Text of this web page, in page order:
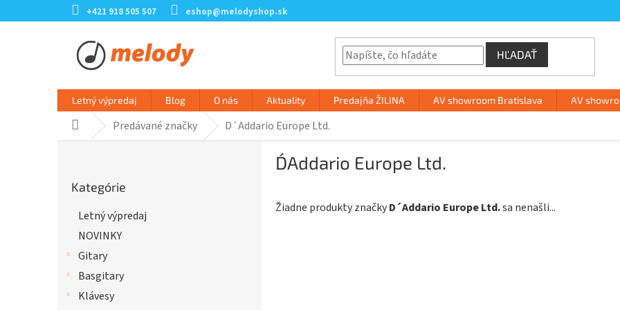
na
+421 918 505 507 eshop@melodyshop.sk
HĽADAŤ
Letný výpredaj Blog O nás Aktuality Predajňa ŽILINA AV showroom Bratislava AV
DomovPredávané značky D´Addario Europe Ltd.
kategórie
Kategórie
Letný výpredaj
NOVINKY
Gitary
Basgitary
Klávesy
D´Addario Europe Ltd.
Žiadne produkty značkyD´Addario Europe Ltd.sa nenašli...